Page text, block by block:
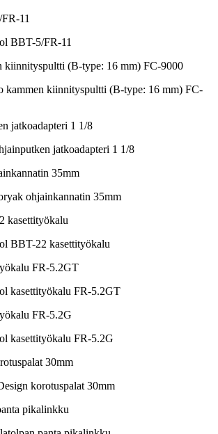
BBT-5/FR-11
kammen kiinnityspultti (B-type: 16 mm) FC-
jatkoadapteri 1 1/8
ohjainkannatin 35mm
BBT-22 kasettityökalu
kasettityökalu FR-5.2GT
kasettityökalu FR-5.2G
korotuspalat 30mm